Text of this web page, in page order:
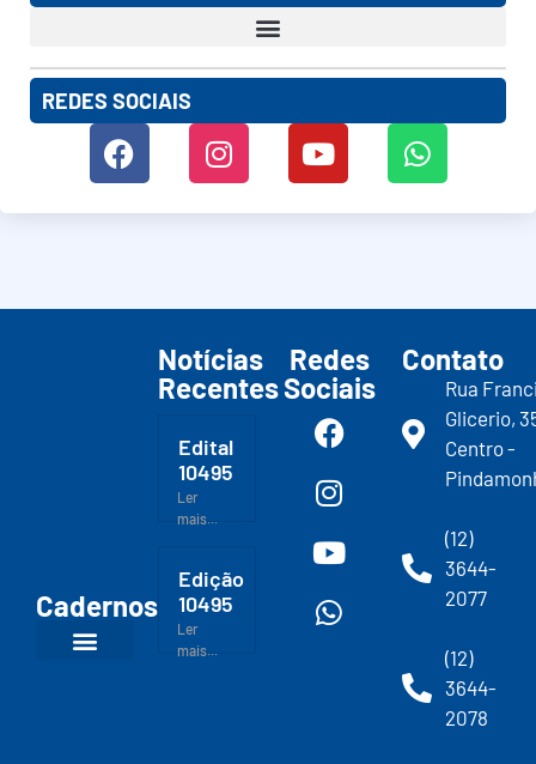
REDES SOCIAIS
Cadernos
Notícias
Recentes
Edital
10495
Ler
mais...
Edição
10495
Ler
mais...
Redes
Sociais
Contato
Rua
Glicerio,
Centro -
(12)
3644-
2077
(12)
3644-
2078